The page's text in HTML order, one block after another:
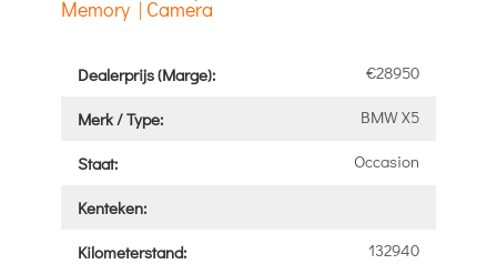
Memory | Camera
Dealerprijs (Marge): €28950
Merk / Type: BMW X5
Staat: Occasion
Kenteken:
Kilometerstand:
132940